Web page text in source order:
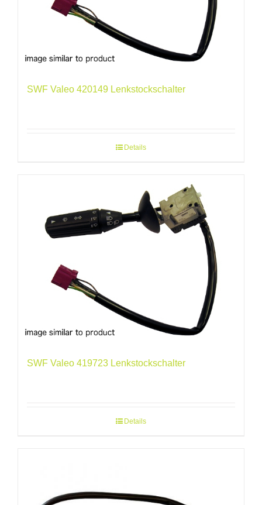
SWF Valeo 420149 Lenkstockschalter
Details
SWF Valeo 419723 Lenkstockschalter
Details